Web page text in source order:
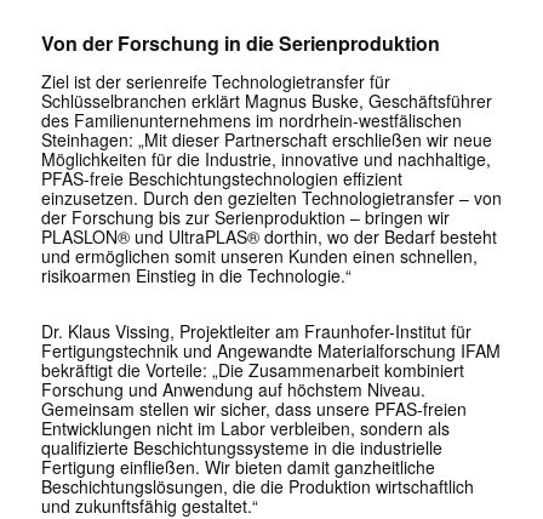
Von der Forschung in die Serienproduktion
Ziel ist der serienreife Technologietransfer für
Schlüsselbranchen erklärt Magnus Buske, Geschäftsführer
des Familienunternehmens im nordrhein-westfälischen
Steinhagen: „Mit dieser Partnerschaft erschließen wir neue
Möglichkeiten für die Industrie, innovative und nachhaltige,
PFAS-freie Beschichtungstechnologien effizient
einzusetzen. Durch den gezielten Technologietransfer – von
der Forschung bis zur Serienproduktion – bringen wir
PLASLON® und UltraPLAS® dorthin, wo der Bedarf besteht
und ermöglichen somit unseren Kunden einen schnellen,
risikoarmen Einstieg in die Technologie.“
Dr. Klaus Vissing, Projektleiter am Fraunhofer-Institut für
Fertigungstechnik und Angewandte Materialforschung IFAM
bekräftigt die Vorteile: „Die Zusammenarbeit kombiniert
Forschung und Anwendung auf höchstem Niveau.
Gemeinsam stellen wir sicher, dass unsere PFAS-freien
Entwicklungen nicht im Labor verbleiben, sondern als
qualifizierte Beschichtungssysteme in die industrielle
Fertigung einfließen. Wir bieten damit ganzheitliche
Beschichtungslösungen, die die Produktion wirtschaftlich
und zukunftsfähig gestaltet.“